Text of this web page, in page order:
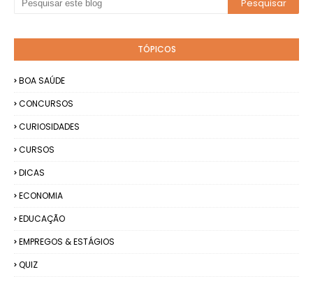
TÓPICOS
BOA SAÚDE
CONCURSOS
CURIOSIDADES
CURSOS
DICAS
ECONOMIA
EDUCAÇÃO
EMPREGOS & ESTÁGIOS
QUIZ